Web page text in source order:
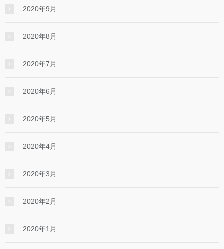
2020年9月
2020年8月
2020年7月
2020年6月
2020年5月
2020年4月
2020年3月
2020年2月
2020年1月